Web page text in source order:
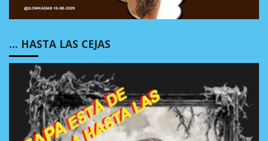
… HASTA LAS CEJAS